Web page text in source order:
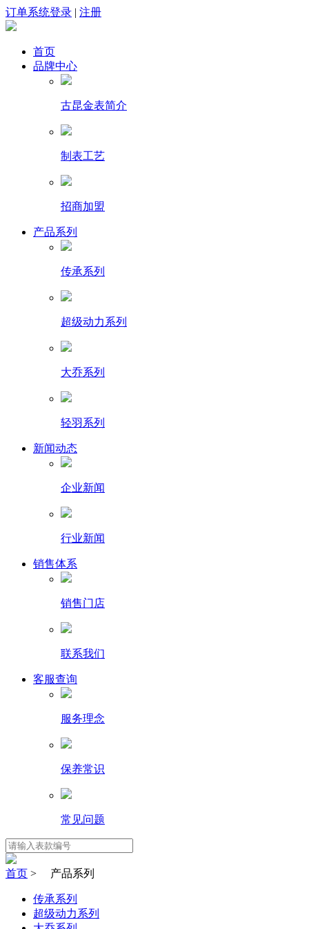
订单系统登录 | 注册
首页
品牌中心
古昆金表简介
制表工艺
招商加盟
产品系列
传承系列
超级动力系列
大乔系列
轻羽系列
新闻动态
企业新闻
行业新闻
销售体系
销售门店
联系我们
客服查询
服务理念
保养常识
常见问题
首页 > 产品系列
传承系列
超级动力系列